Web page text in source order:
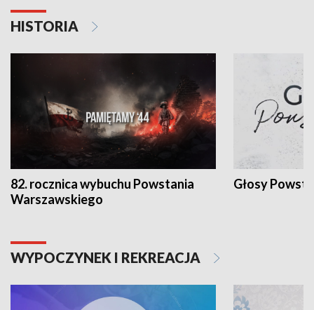
HISTORIA
82. rocznica wybuchu Powstania
Warszawskiego
Głosy
WYPOCZYNEK I REKREACJA